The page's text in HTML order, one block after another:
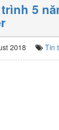
5
2018 Tin